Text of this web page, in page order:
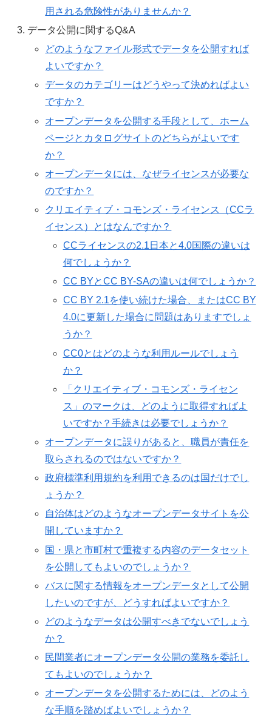
用される危険性がありませんか？
データ公開に関するQ&A
どのようなファイル形式でデータを公開すれば
よいですか？
データのカテゴリーはどうやって決めればよい
ですか？
オープンデータを公開する手段として、ホーム
ページとカタログサイトのどちらがよいです
か？
オープンデータには、なぜライセンスが必要な
のですか？
クリエイティブ・コモンズ・ライセンス（CCラ
イセンス）とはなんですか？
CCライセンスの2.1日本と4.0国際の違いは
何でしょうか？
CC BYとCC BY-SAの違いは何でしょうか？
CC BY 2.1を使い続けた場合、またはCC BY
4.0に更新した場合に問題はありますでしょ
うか？
CC0とはどのような利用ルールでしょう
か？
「クリエイティブ・コモンズ・ライセン
ス」のマークは、どのように取得すればよ
いですか？手続きは必要でしょうか？
オープンデータに誤りがあると、職員が責任を
取らされるのではないですか？
政府標準利用規約を利用できるのは国だけでし
ょうか？
自治体はどのようなオープンデータサイトを公
開していますか？
国・県と市町村で重複する内容のデータセット
を公開してもよいのでしょうか？
バスに関する情報をオープンデータとして公開
したいのですが、どうすればよいですか？
どのようなデータは公開すべきでないでしょう
か？
民間業者にオープンデータ公開の業務を委託し
てもよいのでしょうか？
オープンデータを公開するためには、どのよう
な手順を踏めばよいでしょうか？